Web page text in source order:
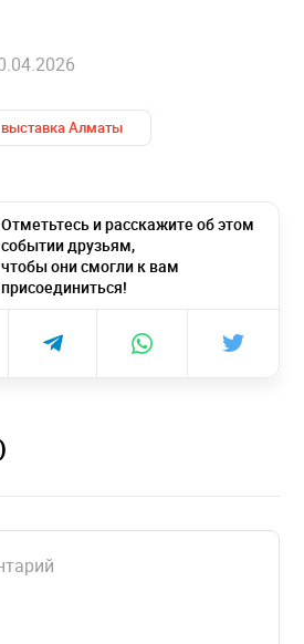
выставка Алматы
Отметьтесь и расскажите об этом
событии друзьям,
чтобы они смогли к вам
присоединиться!